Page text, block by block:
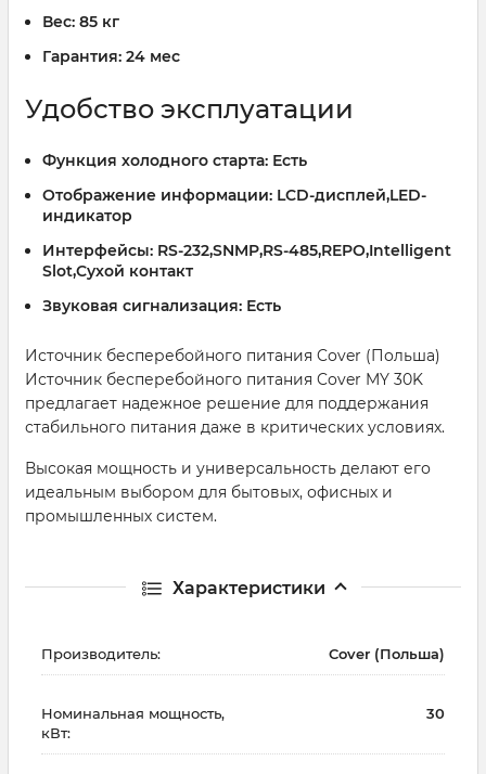
Вес: 85 кг
Гарантия: 24 мес
Удобство эксплуатации
Функция холодного старта: Есть
Отображение информации: LCD-дисплей,LED-
индикатор
Интерфейсы: RS-232,SNMP,RS-485,REPO,Intelligent
Slot,Сухой контакт
Звуковая сигнализация: Есть
Источник бесперебойного питания Cover (Польша)
Источник бесперебойного питания Cover MY 30K
предлагает надежное решение для поддержания
стабильного питания даже в критических условиях.
Высокая мощность и универсальность делают его
идеальным выбором для бытовых, офисных и
промышленных систем.
Характеристики
Производитель: Cover (Польша)
Номинальная мощность,
кВт:
30